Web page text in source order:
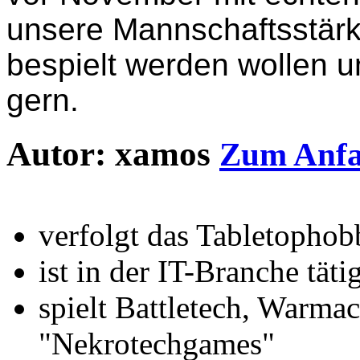
unsere
bespielt werden wollen
gern.
Autor: xamos Zum
verfolgt das
ist in der IT-Branche
spielt Battletech,
"Nekrotechgames"